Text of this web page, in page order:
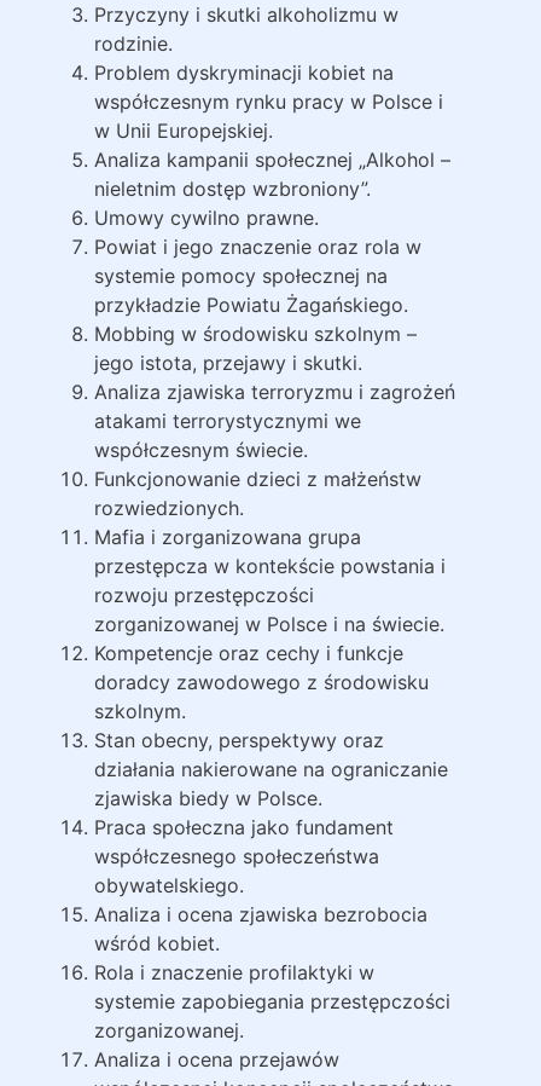
Przyczyny i skutki alkoholizmu w
rodzinie.
Problem dyskryminacji kobiet na
współczesnym rynku pracy w Polsce i
w Unii Europejskiej.
Analiza kampanii społecznej „Alkohol –
nieletnim dostęp wzbroniony”.
Umowy cywilno prawne.
Powiat i jego znaczenie oraz rola w
systemie pomocy społecznej na
przykładzie Powiatu Żagańskiego.
Mobbing w środowisku szkolnym –
jego istota, przejawy i skutki.
Analiza zjawiska terroryzmu i zagrożeń
atakami terrorystycznymi we
współczesnym świecie.
Funkcjonowanie dzieci z małżeństw
rozwiedzionych.
Mafia i zorganizowana grupa
przestępcza w kontekście powstania i
rozwoju przestępczości
zorganizowanej w Polsce i na świecie.
Kompetencje oraz cechy i funkcje
doradcy zawodowego z środowisku
szkolnym.
Stan obecny, perspektywy oraz
działania nakierowane na ograniczanie
zjawiska biedy w Polsce.
Praca społeczna jako fundament
współczesnego społeczeństwa
obywatelskiego.
Analiza i ocena zjawiska bezrobocia
wśród kobiet.
Rola i znaczenie profilaktyki w
systemie zapobiegania przestępczości
zorganizowanej.
Analiza i ocena przejawów